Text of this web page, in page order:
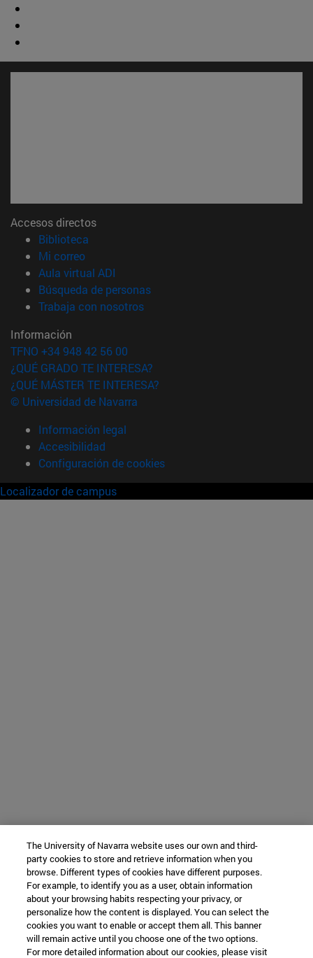
Accesos directos
Biblioteca
Mi correo(abre en nueva ventana)
Aula virtual ADI
Búsqueda de personas(abre en nueva ventana)
Trabaja con nosotros(abre en nueva ventana)
Información
TFNO +34 948 42 56 00
¿QUÉ GRADO TE INTERESA?
¿QUÉ MÁSTER TE INTERESA?
© Universidad de Navarra
Información legal
Accesibilidad
Configuración de cookies
Localizador de campus
The University of Navarra website uses our own and third-
party cookies to store and retrieve information when you
browse. Different types of cookies have different purposes.
For example, to identify you as a user, obtain information
about your browsing habits respecting your privacy, or
personalize how the content is displayed. You can select the
cookies you want to enable or accept them all. This banner
will remain active until you choose one of the two options.
For more detailed information about our cookies, please visit